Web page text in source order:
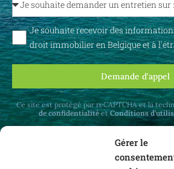
Gérer le
Je souhaite recevoir des
droit immobilier en Belgique et à
Demande d'appel
Ce site est protégé par reCAPTCHA et la
de confidentialitéetConditions